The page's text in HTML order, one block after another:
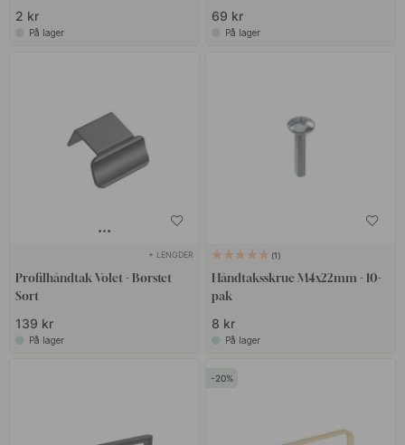
2 kr
På lager
69 kr
På lager
+ LENGDER
Profilhåndtak Volet - Børstet
Sort
139 kr
På lager
1
Håndtaksskrue M4x22mm - 10-
pak
8 kr
På lager
20